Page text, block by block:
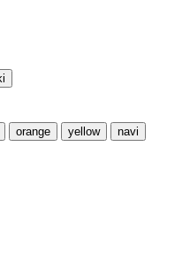
orange yellow
navi